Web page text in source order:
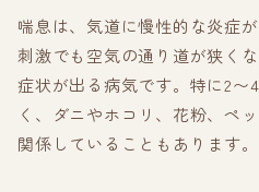
喘息は、気道に慢性的な炎症
刺激でも空気の通り道が狭く
症状が出る病気です。特に2〜
く、ダニやホコリ、花粉、ペ
関係していることもあります。